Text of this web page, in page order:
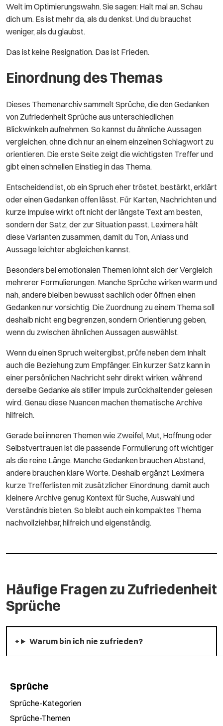
Welt im Optimierungswahn. Sie sagen: Halt mal an. Schau
dich um. Es ist mehr da, als du denkst. Und du brauchst
weniger, als du glaubst.
Das ist keine Resignation. Das ist Frieden.
Einordnung des Themas
Dieses Themenarchiv sammelt Sprüche, die den Gedanken
von Zufriedenheit Sprüche aus unterschiedlichen
Blickwinkeln aufnehmen. So kannst du ähnliche Aussagen
vergleichen, ohne dich nur an einem einzelnen Schlagwort zu
orientieren. Die erste Seite zeigt die wichtigsten Treffer und
gibt einen schnellen Einstieg in das Thema.
Entscheidend ist, ob ein Spruch eher tröstet, bestärkt, erklärt
oder einen Gedanken offen lässt. Für Karten, Nachrichten und
kurze Impulse wirkt oft nicht der längste Text am besten,
sondern der Satz, der zur Situation passt. Leximera hält
diese Varianten zusammen, damit du Ton, Anlass und
Aussage leichter abgleichen kannst.
Besonders bei emotionalen Themen lohnt sich der Vergleich
mehrerer Formulierungen. Manche Sprüche wirken warm und
nah, andere bleiben bewusst sachlich oder öffnen einen
Gedanken nur vorsichtig. Die Zuordnung zu einem Thema soll
deshalb nicht eng begrenzen, sondern Orientierung geben,
wenn du zwischen ähnlichen Aussagen auswählst.
Wenn du einen Spruch weitergibst, prüfe neben dem Inhalt
auch die Beziehung zum Empfänger. Ein kurzer Satz kann in
einer persönlichen Nachricht sehr direkt wirken, während
derselbe Gedanke als stiller Impuls zurückhaltender gelesen
wird. Genau diese Nuancen machen thematische Archive
hilfreich.
Gerade bei inneren Themen wie Zweifel, Mut, Hoffnung oder
Selbstvertrauen ist die passende Formulierung oft wichtiger
als die reine Länge. Manche Gedanken brauchen Abstand,
andere brauchen klare Worte. Deshalb ergänzt Leximera
kurze Trefferlisten mit zusätzlicher Einordnung, damit auch
kleinere Archive genug Kontext für Suche, Auswahl und
Verständnis bieten. So bleibt auch ein kompaktes Thema
nachvollziehbar, hilfreich und eigenständig.
Häufige Fragen zu Zufriedenheit
Sprüche
Warum bin ich nie zufrieden?
Sprüche
Sprüche-Kategorien
Sprüche-Themen